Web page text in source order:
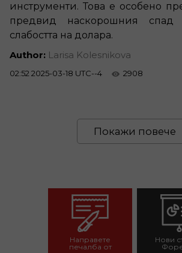
инструменти. Това е особено
предвид наскорошния
слабостта на долара.
Author: Larisa Kolesnikova
02:52 2025-03-18 UTC--4 2908
Покажи повече
Направете
печалба от
Нови